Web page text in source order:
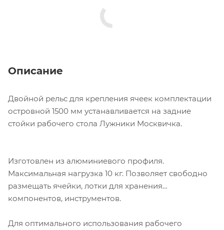
Описание
Двойной рельс для крепления ячеек комплектации
островной 1500 мм устанавливается на задние
стойки рабочего стола Лужники Москвичка.
Изготовлен из алюминиевого профиля.
Максимальная нагрузка 10 кг. Позволяет свободно
размещать ячейки, лотки для хранения
компонентов, инструментов.
Для оптимального использования рабочего